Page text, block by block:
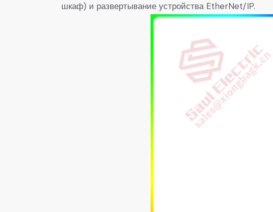
шкаф) и развертывание устройства EtherNet/IP.